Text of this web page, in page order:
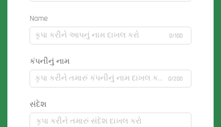
Name
0/100
કંપનીનું નામ
0/200
સંદેશ